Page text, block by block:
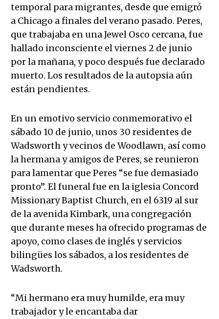
temporal para migrantes, desde que emigró
a Chicago a finales del verano pasado. Peres,
que trabajaba en una Jewel Osco cercana, fue
hallado inconsciente el viernes 2 de junio
por la mañana, y poco después fue declarado
muerto. Los resultados de la autopsia aún
están pendientes.
En un emotivo servicio conmemorativo el
sábado 10 de junio, unos 30 residentes de
Wadsworth y vecinos de Woodlawn, así como
la hermana y amigos de Peres, se reunieron
para lamentar que Peres “se fue demasiado
pronto”. El funeral fue en la iglesia Concord
Missionary Baptist Church, en el 6319 al sur
de la avenida Kimbark, una congregación
que durante meses ha ofrecido programas de
apoyo, como clases de inglés y servicios
bilingües los sábados, a los residentes de
Wadsworth.
“Mi hermano era muy humilde, era muy
trabajador y le encantaba dar